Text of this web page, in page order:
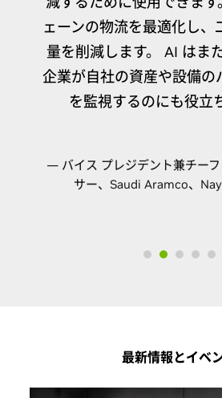
ェーンの物流を最適化し、
量を削減します。 AI はま
企業が自社の資産や設備の
を監視するのにも役立
— バイス プレジデント兼チー
サー、Saudi Aramco、
最新情報とイベ